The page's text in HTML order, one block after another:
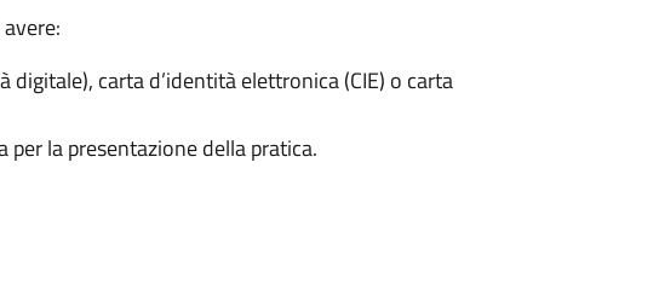
digitale), carta d’identità elettronica (CIE) o carta
la presentazione della pratica.